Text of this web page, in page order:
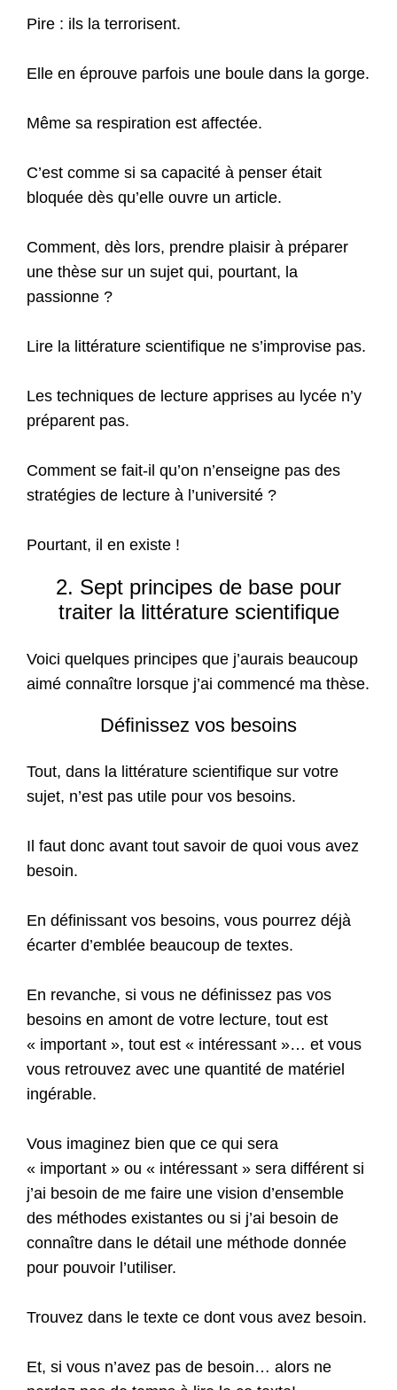
Pire : ils la terrorisent.
Elle en éprouve parfois une boule dans la gorge.
Même sa respiration est affectée.
C’est comme si sa capacité à penser était
bloquée dès qu’elle ouvre un article.
Comment, dès lors, prendre plaisir à préparer
une thèse sur un sujet qui, pourtant, la
passionne ?
Lire la littérature scientifique ne s’improvise pas.
Les techniques de lecture apprises au lycée n’y
préparent pas.
Comment se fait-il qu’on n’enseigne pas des
stratégies de lecture à l’université ?
Pourtant, il en existe !
2. Sept principes de base pour
traiter la littérature scientifique
Voici quelques principes que j’aurais beaucoup
aimé connaître lorsque j’ai commencé ma thèse.
Définissez vos besoins
Tout, dans la littérature scientifique sur votre
sujet, n’est pas utile pour vos besoins.
Il faut donc avant tout savoir de quoi vous avez
besoin.
En définissant vos besoins, vous pourrez déjà
écarter d’emblée beaucoup de textes.
En revanche, si vous ne définissez pas vos
besoins en amont de votre lecture, tout est
« important », tout est « intéressant »… et vous
vous retrouvez avec une quantité de matériel
ingérable.
Vous imaginez bien que ce qui sera
« important » ou « intéressant » sera différent si
j’ai besoin de me faire une vision d’ensemble
des méthodes existantes ou si j’ai besoin de
connaître dans le détail une méthode donnée
pour pouvoir l’utiliser.
Trouvez dans le texte ce dont vous avez besoin.
Et, si vous n’avez pas de besoin… alors ne